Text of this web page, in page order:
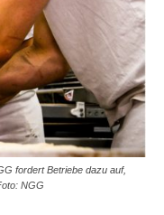
fordert Betriebe dazu auf,
NGG